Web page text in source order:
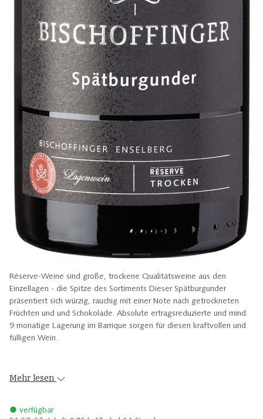
Réserve-Weine sind große, trockene Qualitätsweine aus den
Einzellagen - die Spitze des Sortiments Dieser Spätburgunder
präsentiert sich würzig, rauchig mit einer Note nach getrockneten
Früchten und und Schokolade. Absolute ertragsreduzierte und mind.
9 monatige Lagerung im Barrique sorgen für diesen kraftvollen und
fülligen Wein.
Mehr lesen
● verfügbar